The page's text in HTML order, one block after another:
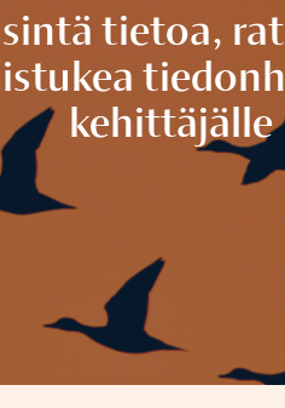
tietoa,
kehittäjälle